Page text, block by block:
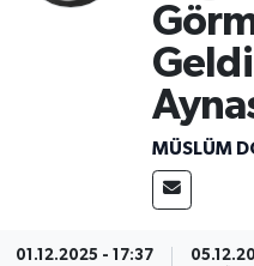
MÜSLÜM
01.12.2025 - 17:37